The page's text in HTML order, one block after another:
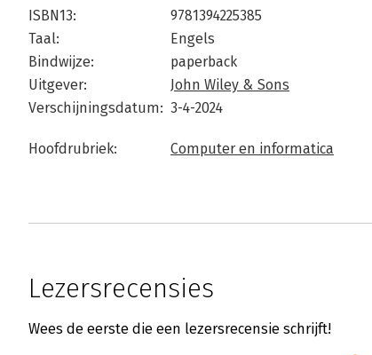
ISBN13:
9781394225385
Taal:
Engels
Bindwijze:
paperback
Uitgever:
John Wiley & Sons
Verschijningsdatum: 3-4-2024
Hoofdrubriek: Computer en informatica
Lezersrecensies
Wees de eerste die een lezersrecensie schrijft!